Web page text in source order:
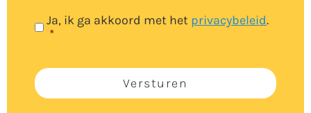
Toestemming *
Ja, ik ga akkoord met het privacybeleid.
*